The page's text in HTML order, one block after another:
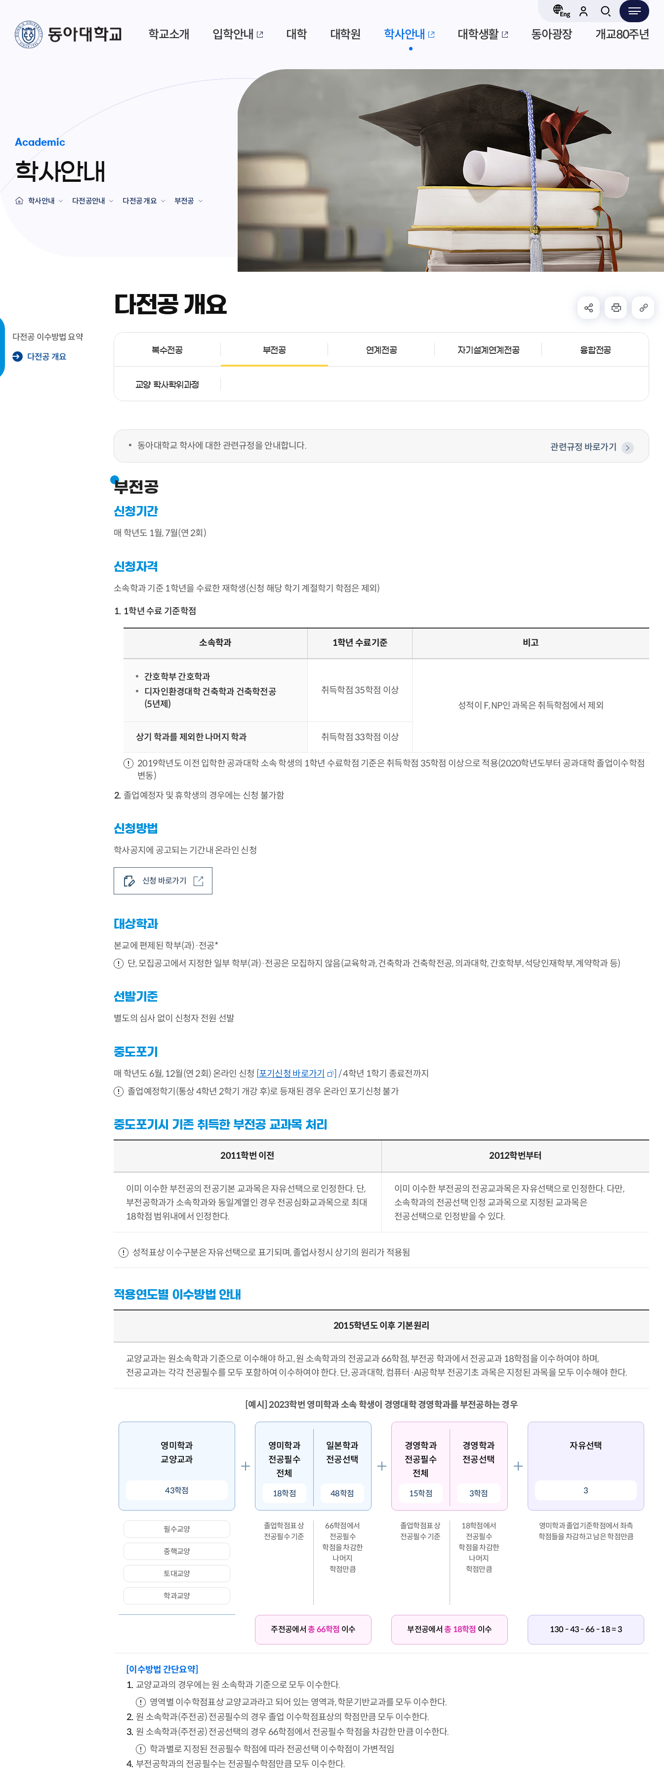
학교소개 입학안내 대학 대학원 학사안내 대학생활 동아광장 개교80주년
Academic
학사안내
학사안내 다전공안내 다전공 개요 부전공
다전공 이수방법 요약
다전공 개요
다전공 개요
복수전공 부전공 연계전공 자기설계연계전공 융합전공
교양 학사학위과정
동아대학교 학사에 대한 관련규정을 안내합니다. 관련규정 바로가기
부전공
신청기간
매 학년도 1월, 7월(연 2회)
신청자격
소속학과 기준 1학년을 수료한 재학생(신청 해당 학기 계절학기 학점은 제외)
1학년 수료 기준학점
소속학과 1학년 수료기준 비고
간호학부 간호학과
디자인환경대학 건축학과 건축학전공
(5년제)
취득학점 35학점 이상
성적이 F, NP인 과목은 취득학점에서 제외
상기 학과를 제외한 나머지 학과 취득학점 33학점 이상
2019학년도 이전 입학한 공과대학 소속 학생의 1학년 수료학점 기준은 취득학점 35학점 이상으로 적용(2020학년도부터 공과대학 졸업이수학점
변동)
졸업예정자 및 휴학생의 경우에는 신청 불가함
신청방법
학사공지에 공고되는 기간내 온라인 신청
신청 바로가기
대상학과
본교에 편제된 학부(과)·전공*
단, 모집공고에서 지정한 일부 학부(과)·전공은 모집하지 않음(교육학과, 건축학과 건축학전공, 의과대학, 간호학부, 석당인재학부, 계약학과 등)
선발기준
별도의 심사 없이 신청자 전원 선발
중도포기
매 학년도 6월, 12월(연 2회) 온라인 신청 포기신청 바로가기
/ 4학년 1학기 종료전까지
졸업예정학기(통상 4학년 2학기 개강 후)로 등재된 경우 온라인 포기신청 불가
중도포기시 기존 취득한 부전공 교과목 처리
2011학번 이전 2012학번부터
이미 이수한 부전공의 전공기본 교과목은 자유선택으로 인정한다. 단,
부전공학과가 소속학과와 동일계열인 경우 전공심화교과목으로 최대
18학점 범위내에서 인정한다.
이미 이수한 부전공의 전공교과목은 자유선택으로 인정한다. 다만,
소속학과의 전공선택 인정 교과목으로 지정된 교과목은
전공선택으로 인정받을 수 있다.
성적표상 이수구분은 자유선택으로 표기되며, 졸업사정시 상기의 원리가 적용됨
적용연도별 이수방법 안내
2015학년도 이후 기본원리
교양교과는 원소속학과 기준으로 이수해야 하고, 원 소속학과의 전공교과 66학점, 부전공 학과에서 전공교과 18학점을 이수하여야 하며,
전공교과는 각각 전공필수를 모두 포함하여 이수하여야 한다. 단, 공과대학, 컴퓨터·AI공학부 전공기초 과목은 지정된 과목을 모두 이수해야 한다.
[예시] 2023학번 영미학과 소속 학생이 경영대학 경영학과를 부전공하는 경우
영미학과
교양교과
43학점
필수교양
중핵교양
토대교양
학과교양
영미학과
전공필수
전체
18학점
일본학과
전공선택
48학점
졸업학점표 상
전공필수 기준
66학점에서
전공필수
학점을 차감한
나머지
학점만큼
주전공에서총 66학점 이수
경영학과
전공필수
전체
15학점
경영학과
전공선택
3학점
졸업학점표 상
전공필수 기준
18학점에서
전공필수
학점을 차감한
나머지
학점만큼
부전공에서총 18학점 이수
자유선택
3
영미학과 졸업기준학점에서 좌측
학점들을 차감하고 남은 학점만큼
130 - 43 - 66 - 18 = 3
[이수방법 간단요약]
교양교과의 경우에는 원 소속학과 기준으로 모두 이수한다.
영역별 이수학점표상 교양교과라고 되어 있는 영역과, 학문기반교과를 모두 이수한다.
원 소속학과(주전공) 전공필수의 경우 졸업 이수학점표상의 학점만큼 모두 이수한다.
원 소속학과(주전공) 전공선택의 경우 66학점에서 전공필수 학점을 차감한 만큼 이수한다.
학과별로 지정된 전공필수 학점에 따라 전공선택 이수학점이 가변적임
부전공학과의 전공필수는 전공필수학점만큼 모두 이수한다.